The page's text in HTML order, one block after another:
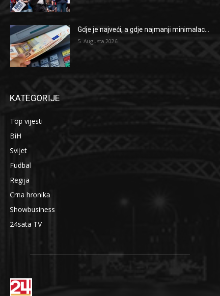
Gdje je najveći, a gdje najmanji minimalac...
5. Augusta 2026.
KATEGORIJE
Top vijesti
BiH
Svijet
Fudbal
Regija
Crna hronika
Showbusiness
24sata TV